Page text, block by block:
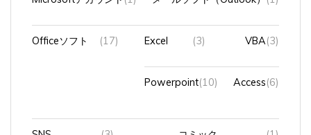
Officeソフト (17) Excel (3) VBA (3)
Powerpoint (10) Access (6)
SNS (3) (1)